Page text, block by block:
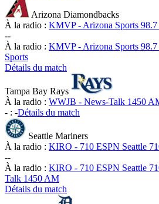
Arizona Diamondbacks
À la radio : KMVP - Arizona Sports
--
À la radio : KMVP - Arizona Sports
Sports
Détails du match
Tampa Bay Rays
À la radio : WWJB - News-Talk 1450
- : -Détails du match
Seattle Mariners
À la radio : KIRO - 710 ESPN Seattle
--
À la radio : KIRO - 710 ESPN Seattle
Talk 1450 AM
Détails du match